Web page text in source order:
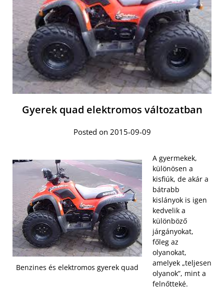
Gyerek quad elektromos változatban
Posted on 2015-09-09
Benzines és elektromos gyerek quad
A gyermekek,
különösen a
kisfiúk, de akár a
bátrabb
kislányok is igen
kedvelik a
különböző
járgányokat,
főleg az
olyanokat,
amelyek „teljesen
olyanok”, mint a
felnőtteké.